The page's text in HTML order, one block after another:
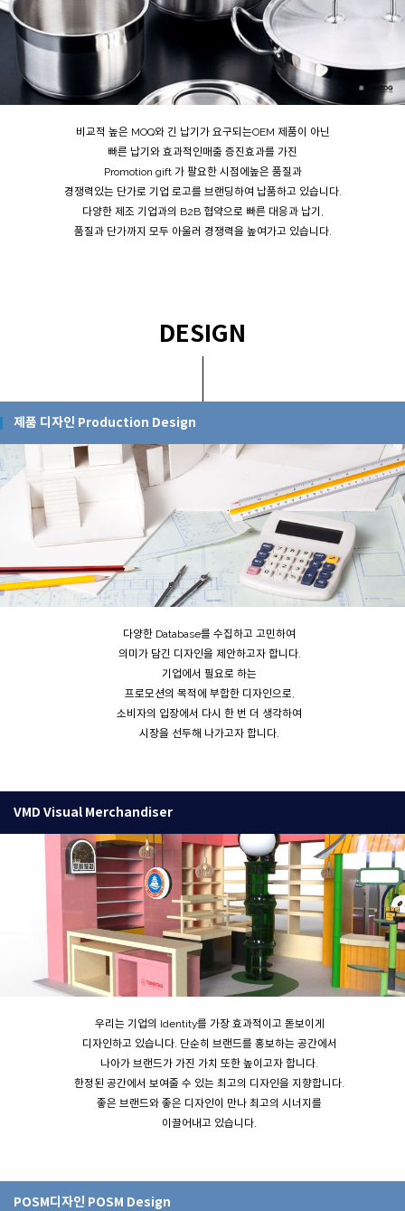
비교적 높은 MOQ와 긴 납기가 요구되는OEM 제품이 아닌
빠른 납기와 효과적인매출 증진효과를 가진
Promotion gift 가 팔요한 시점에높은 품질과
경쟁력있는 단가로 기업 로고를 브랜딩하여 납품하고 있습니다.
다양한 제조 기업과의 B2B 협약으로 빠른 대응과 납기,
품질과 단가까지 모두 아울러 경쟁력을 높여가고 있습니다.
DESIGN
제품 디자인 Production Design
다양한 Database를 수집하고 고민하여
의미가 담긴 디자인을 제안하고자 합니다.
기업에서 필요로 하는
프로모션의 목적에 부합한 디자인으로,
소비자의 입장에서 다시 한 번 더 생각하여
시장을 선두해 나가고자 합니다.
VMD Visual Merchandiser
우리는 기업의 Identity를 가장 효과적이고 돋보이게
디자인하고 있습니다. 단순히 브랜드를 홍보하는 공간에서
나아가 브랜드가 가진 가치 또한 높이고자 합니다.
한정된 공간에서 보여줄 수 있는 최고의 디자인을 지향합니다.
좋은 브랜드와 좋은 디자인이 만나 최고의 시너지를
이끌어내고 있습니다.
POSM디자인 POSM Design